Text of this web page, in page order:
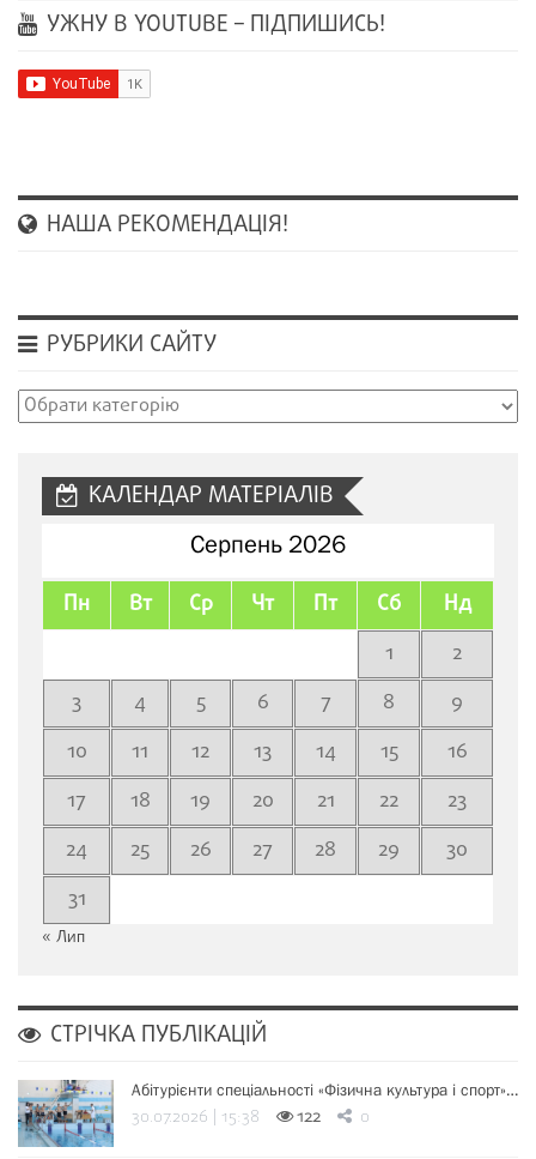
УЖНУ В YOUTUBE – ПІДПИШИСЬ!
НАША РЕКОМЕНДАЦІЯ!
РУБРИКИ САЙТУ
Рубрики
КАЛЕНДАР МАТЕРІАЛІВ
Серпень 2026
Пн Вт Ср Чт Пт Сб Нд
1
2
3
4 5 6 7 8
9
10
11 12 13 14 15
16
17
18 19 20 21 22
23
24
25 26 27 28 29
30
31
« Лип
СТРІЧКА ПУБЛІКАЦІЙ
Абітурієнти спеціальності «Фізична культура і спорт»…
30.07.2026 | 15:38 122 0